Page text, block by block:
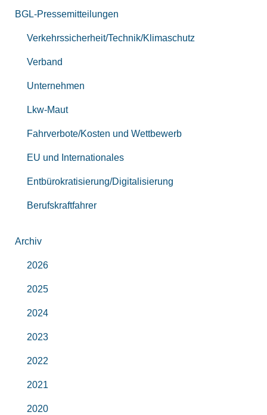
BGL-Pressemitteilungen
Verkehrssicherheit/Technik/Klimaschutz
Verband
Unternehmen
Lkw-Maut
Fahrverbote/Kosten und Wettbewerb
EU und Internationales
Entbürokratisierung/Digitalisierung
Berufskraftfahrer
Archiv
2026
2025
2024
2023
2022
2021
2020